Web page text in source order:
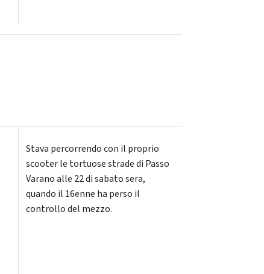
Stava percorrendo con il proprio
scooter le tortuose strade di Passo
Varano alle 22 di sabato sera,
quando il 16enne ha perso il
controllo del mezzo.